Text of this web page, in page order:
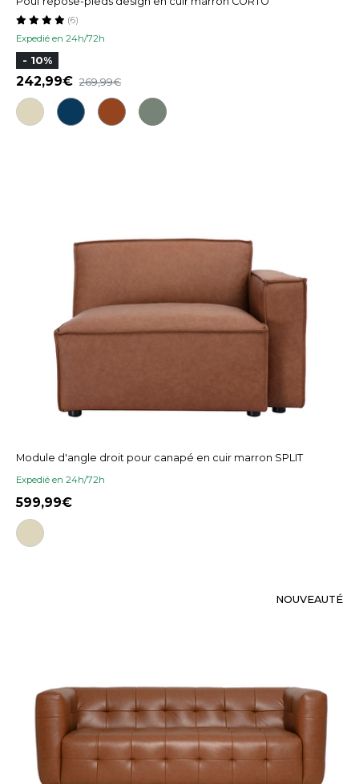
Expedié en 24h/72h
(6)
- 10%
242,99 269,99
Module d'angle droit pour canapé en cuir marron SPLIT
Expedié en 24h/72h
599,99
NOUVEAUTÉ